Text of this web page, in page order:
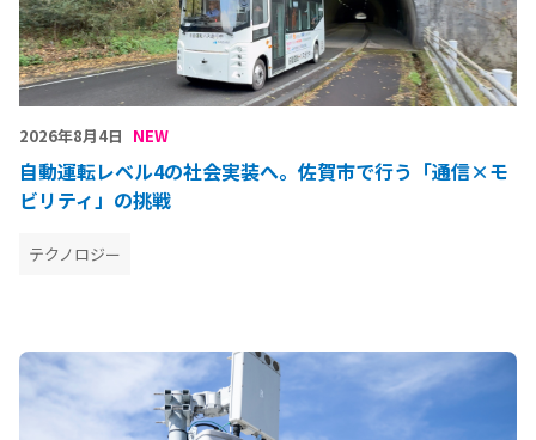
2026年8月4日 NEW
自動運転レベル4の社会実装へ。佐賀市で行う「通信×モ
ビリティ」の挑戦
テクノロジー